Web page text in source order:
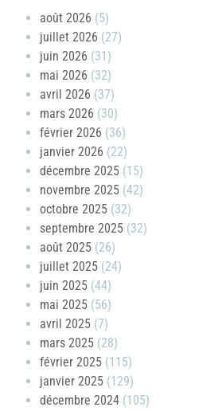
août 2026 (5)
juillet 2026 (27)
juin 2026 (31)
mai 2026 (32)
avril 2026 (37)
mars 2026 (30)
février 2026 (36)
janvier 2026 (22)
décembre 2025 (15)
novembre 2025 (42)
octobre 2025 (32)
septembre 2025 (32)
août 2025 (26)
juillet 2025 (24)
juin 2025 (44)
mai 2025 (56)
avril 2025 (7)
mars 2025 (28)
février 2025 (115)
janvier 2025 (129)
décembre 2024 (105)